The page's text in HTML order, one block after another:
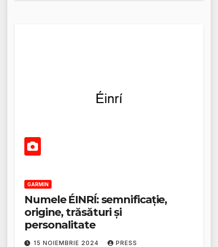
GARMIN
Numele ÉINRÍ: semnificație,
origine, trăsături și
personalitate
15 NOIEMBRIE 2024 PRESS